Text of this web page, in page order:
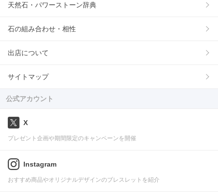
天然石・パワーストーン辞典
石の組み合わせ・相性
出店について
サイトマップ
公式アカウント
X
プレゼント企画や期間限定のキャンペーンを開催
Instagram
おすすめ商品やオリジナルデザインのブレスレットを紹介